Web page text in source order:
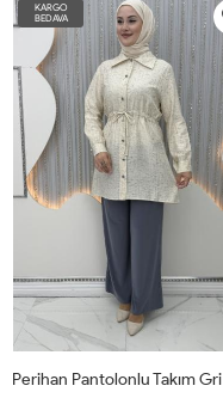
50
46
KARGO
BEDAVA
Perihan Pantolonlu Takım Gri